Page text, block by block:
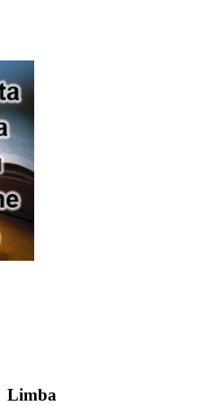
Limba